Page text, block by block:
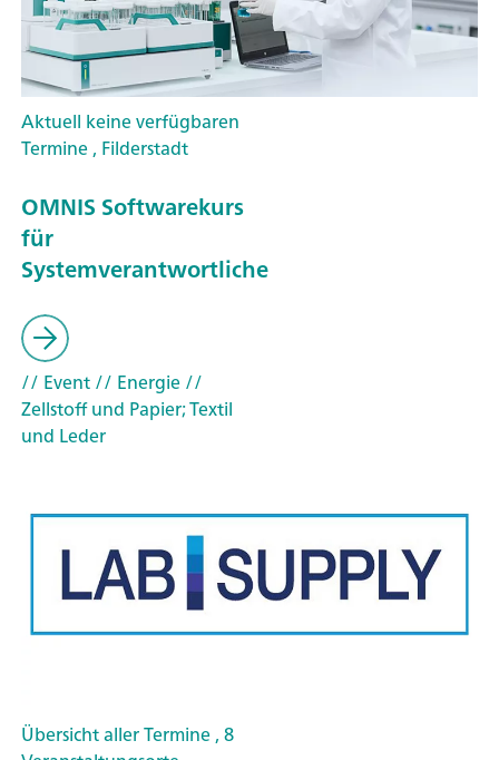
Aktuell keine verfügbaren
Termine , Filderstadt
OMNIS Softwarekurs
für
Systemverantwortliche
// Event// Energie//
Zellstoff und Papier; Textil
und Leder
Übersicht aller Termine , 8